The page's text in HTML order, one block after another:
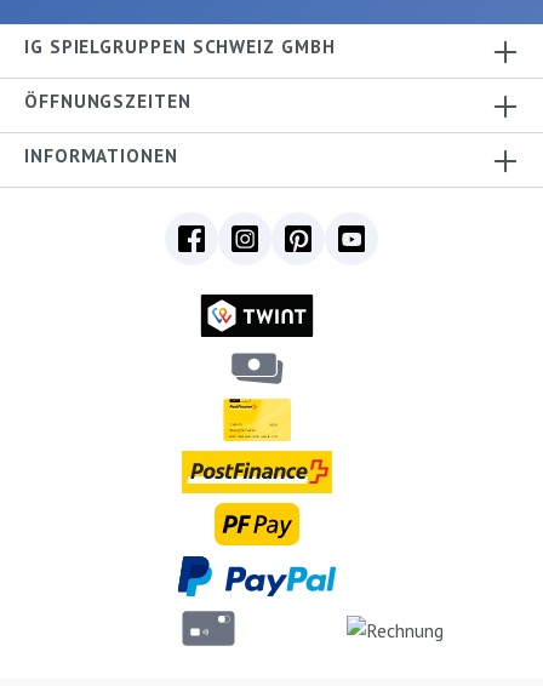
IG SPIELGRUPPEN SCHWEIZ GMBH
ÖFFNUNGSZEITEN
INFORMATIONEN